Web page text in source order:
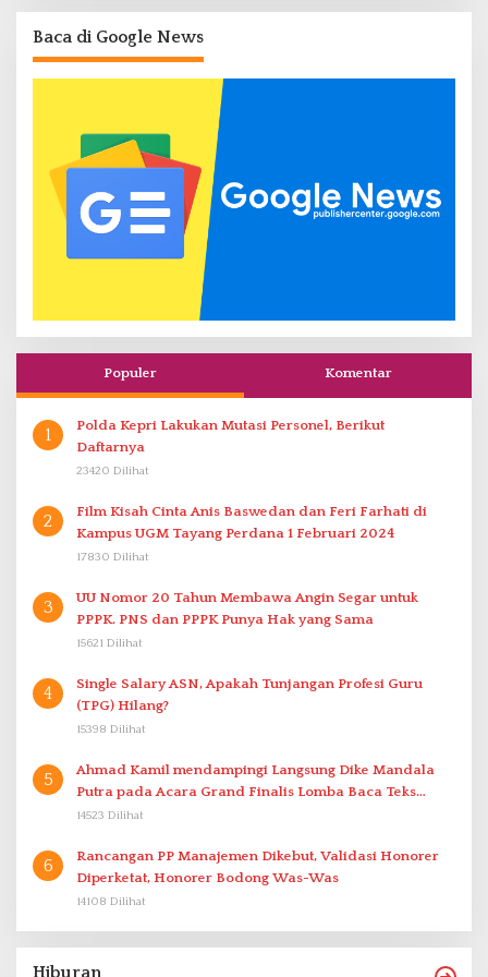
Baca di Google News
Populer Komentar
1
Polda Kepri Lakukan Mutasi Personel, Berikut
Daftarnya
23420 Dilihat
2
Film Kisah Cinta Anis Baswedan dan Feri Farhati di
Kampus UGM Tayang Perdana 1 Februari 2024
17830 Dilihat
3
UU Nomor 20 Tahun Membawa Angin Segar untuk
PPPK. PNS dan PPPK Punya Hak yang Sama
15621 Dilihat
4
Single Salary ASN, Apakah Tunjangan Profesi Guru
(TPG) Hilang?
15398 Dilihat
5
Ahmad Kamil mendampingi Langsung Dike Mandala
Putra pada Acara Grand Finalis Lomba Baca Teks
Proklamasi Mirip Bung Karno di Bali
14523 Dilihat
6
Rancangan PP Manajemen Dikebut, Validasi Honorer
Diperketat, Honorer Bodong Was-Was
14108 Dilihat
Hiburan